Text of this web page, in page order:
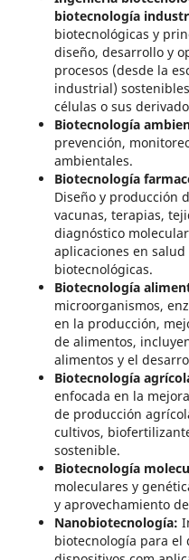
biotecnología
biotecnológicas y
diseño, desarrollo y
procesos (desde la
industrial)
células o sus
Biotecnología
prevención,
ambientales.
Biotecnología
Diseño y producción
vacunas, terapias,
diagnóstico
aplicaciones en
biotecnológicas.
Biotecnología
microorganismos,
en la producción,
de alimentos,
alimentos y el
Biotecnología
enfocada en la
de producción
cultivos,
sostenible.
Biotecnología
moleculares y
y aprovechamiento
Nanobiotecnología:
biotecnología para el